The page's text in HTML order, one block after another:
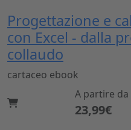
Progettazione e
con Excel - dalla
collaudo
cartaceo ebook
A partire da
23,99€